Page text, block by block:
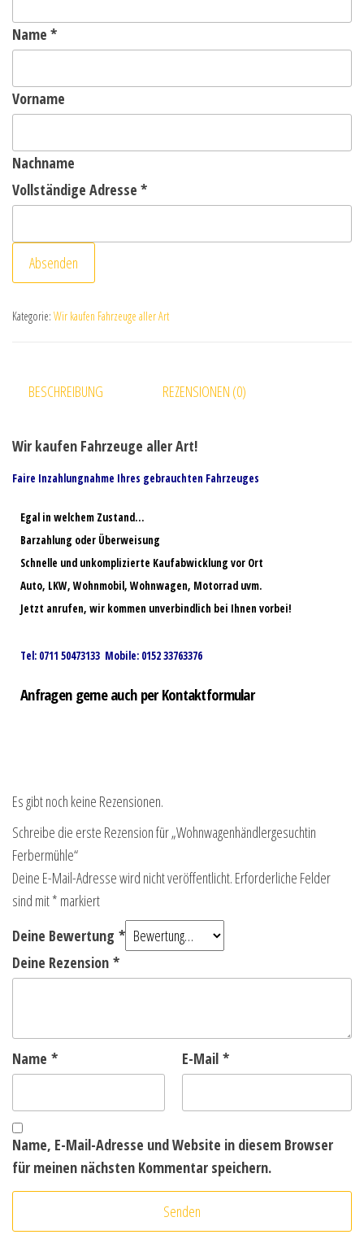
Name *
Vorname
Nachname
Vollständige Adresse *
Absenden
Kategorie: Wir kaufen Fahrzeuge aller Art
BESCHREIBUNG REZENSIONEN (0)
Wir kaufen Fahrzeuge aller Art!
Faire Inzahlungnahme Ihres gebrauchten Fahrzeuges
Egal in welchem Zustand…
Barzahlung oder Überweisung
Schnelle und unkomplizierte Kaufabwicklung vor Ort
Auto, LKW, Wohnmobil, Wohnwagen, Motorrad uvm.
Jetzt anrufen, wir kommen unverbindlich bei Ihnen vorbei!
Tel: 0711 50473133 Mobile: 0152 33763376
Anfragen gerne auch per Kontaktformular
Es gibt noch keine Rezensionen.
Schreibe die erste Rezension für „Wohnwagenhändlergesuchtin
Ferbermühle“
Deine E-Mail-Adresse wird nicht veröffentlicht. Erforderliche Felder
sind mit* markiert
Deine Bewertung *
Deine Rezension *
Name * E-Mail *
Name, E-Mail-Adresse und Website in diesem Browser
für meinen nächsten Kommentar speichern.